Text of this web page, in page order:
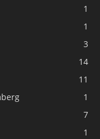
1
1
3
14
11
1
7
1